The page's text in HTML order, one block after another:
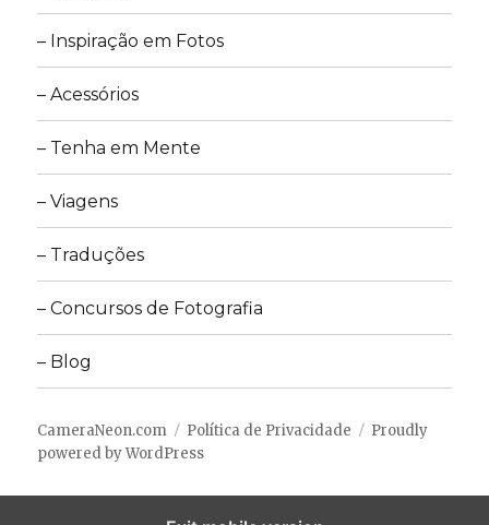
– Inspiração em Fotos
– Acessórios
– Tenha em Mente
– Viagens
– Traduções
– Concursos de Fotografia
– Blog
CameraNeon.com Política de Privacidade
Proudly
powered by WordPress